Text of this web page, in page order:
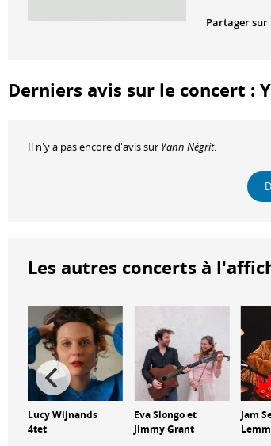
Partager sur
Derniers avis sur le concert :
Il n'y a pas encore d'avis sur Yann Négrit.
Les autres concerts à
Lucy Wijnands
4tet
Eva Slongo et
Jimmy Grant
Jam